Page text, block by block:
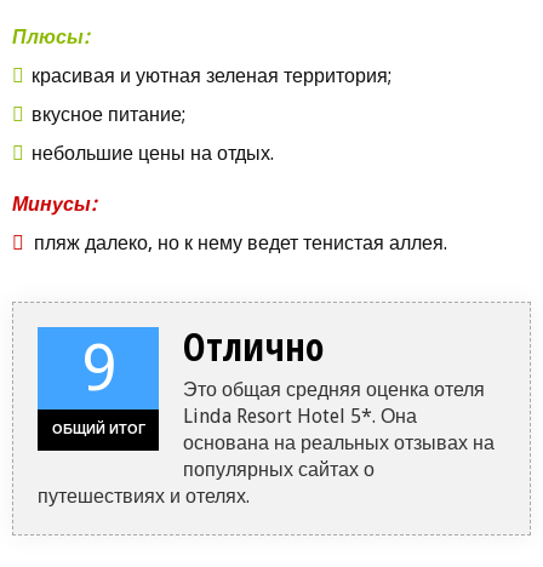
Плюсы:
красивая и уютная зеленая территория;
вкусное питание;
небольшие цены на отдых.
Минусы:
пляж далеко, но к нему ведет тенистая аллея.
9
ОБЩИЙ ИТОГ
Отлично
Это общая средняя оценка отеля
Linda Resort Hotel 5*. Она
основана на реальных отзывах на
популярных сайтах о
путешествиях и отелях.